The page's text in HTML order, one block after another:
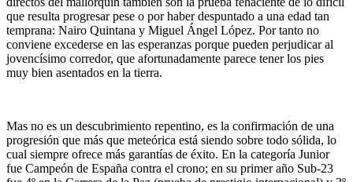
que resulta progresar pese o por haber despuntado a una edad tan
temprana: Nairo Quintana y Miguel Ángel López. Por tanto no
conviene excederse en las esperanzas porque pueden perjudicar al
jovencísimo corredor, que afortunadamente parece tener los pies
muy bien asentados en la tierra.
Mas no es un descubrimiento repentino, es la confirmación de una
progresión que más que meteórica está siendo sobre todo sólida, lo
cual siempre ofrece más garantías de éxito. En la categoría Junior
fue Campeón de España contra el crono; en su primer año Sub-23